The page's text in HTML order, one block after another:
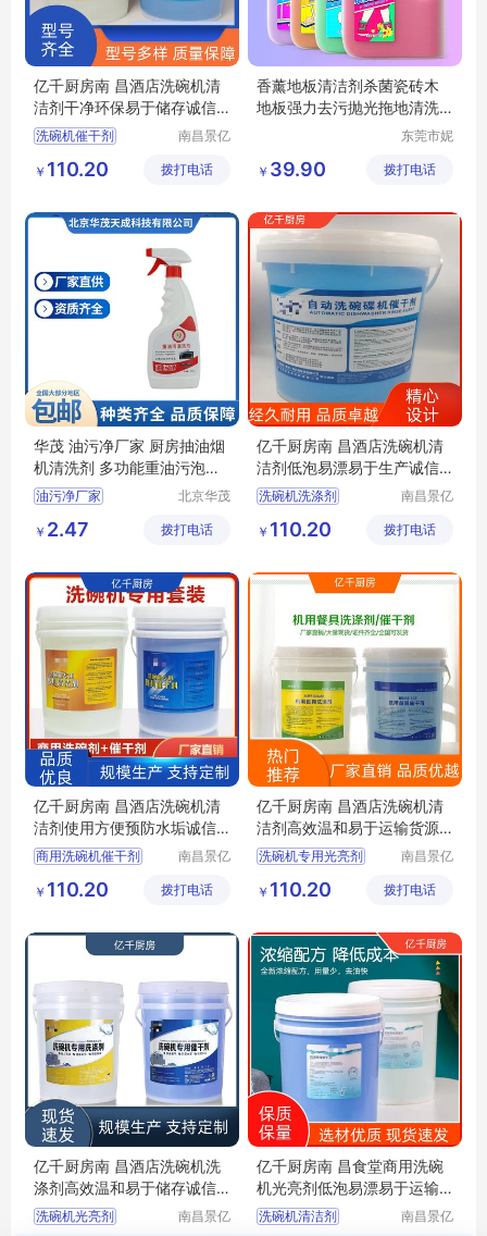
亿千厨房南 昌酒店洗碗机清
洁剂干净环保易于储存诚信
经营
洗碗机催干剂
商用洗碗机洗涤剂
洗碗机催干剂厂家
南昌景亿
有限公司
￥ 110.20 拨打电话
香薰地板清洁剂杀菌瓷砖木
地板强力去污抛光拖地清洗
东莞市妮
品有限公
￥ 39.90 拨打电话
华茂 油污净厂家 厨房抽油烟
机清洗剂 多功能重油污泡沫
清洁剂
油污净厂家
厨房清洗剂
多功能清洁剂
北京华茂
发展有限
￥ 2.47 拨打电话
亿千厨房南 昌酒店洗碗机清
洁剂低泡易漂易于生产诚信
经营
洗碗机洗涤剂
商用洗碗机洗涤剂
商用洗碗机催干剂厂家
南昌景亿
有限公司
￥ 110.20 拨打电话
亿千厨房南 昌酒店洗碗机清
洁剂使用方便预防水垢诚信
经营
商用洗碗机催干剂
洗碗机光亮剂厂家
洗碗机专用光亮剂厂家
南昌景亿
有限公司
￥ 110.20 拨打电话
亿千厨房南 昌酒店洗碗机清
洁剂高效温和易于运输货源
稳定
洗碗机专用光亮剂
洗碗机催干剂厂家
商用洗碗机光亮剂厂家
南昌景亿
有限公司
￥ 110.20 拨打电话
亿千厨房南 昌酒店洗碗机洗
涤剂高效温和易于储存诚信
经营
洗碗机光亮剂
南昌景亿
亿千厨房南 昌食堂商用洗碗
机光亮剂低泡易漂易于运输
诚信经营
洗碗机清洁剂
南昌景亿